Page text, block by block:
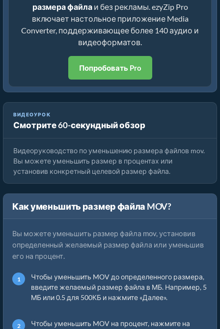
размера файлаи без рекламы. ezyZip Pro
включает настольное приложение Media
Converter, поддерживающее более 140 аудио и
видеоформатов.
Попробовать Pro
ВИДЕОУРОК
Смотрите 60-секундный обзор
Руководство по Компрессору mov | Уменьшение Размера
Файлов mov
Видеоруководство по уменьшению размера файлов mov.
Вы можете уменьшить размер в процентах или
установив конкретный целевой размер файла.
Как уменьшить размер файла MOV?
Вы можете уменьшить размер файла mov, установив
определенный желаемый размер файла или уменьшив
его на процент.
Чтобы уменьшить MOV до определенного размера,
введите желаемый размер файла в МБ. Например, 5
МБ или 0.5 для 500КБ и нажмите «Далее».
Чтобы уменьшить MOV на процент, нажмите на